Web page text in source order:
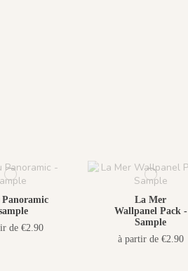
Panoramic
de €2.90
La Mer
Wallpanel Pack -
Sample
à partir de €2.90